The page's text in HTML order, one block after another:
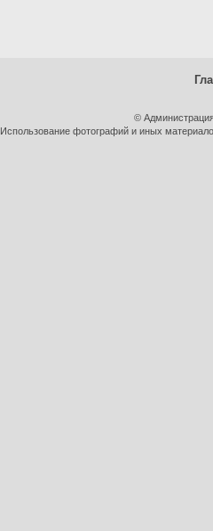
©
Использование фотографий и иных